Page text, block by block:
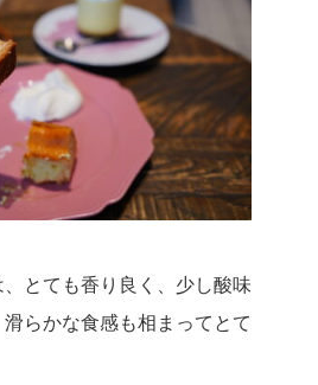
とても香り良く、少し酸味
らかな食感も相まってとて